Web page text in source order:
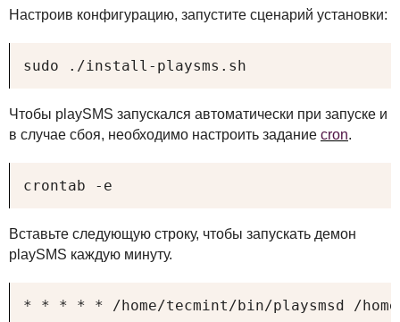
Настроив конфигурацию, запустите сценарий установки:
sudo ./install-playsms.sh
Чтобы playSMS запускался автоматически при запуске и
в случае сбоя, необходимо настроить задание cron.
crontab -e
Вставьте следующую строку, чтобы запускать демон
playSMS каждую минуту.
* * * * * /home/tecmint/bin/playsmsd /